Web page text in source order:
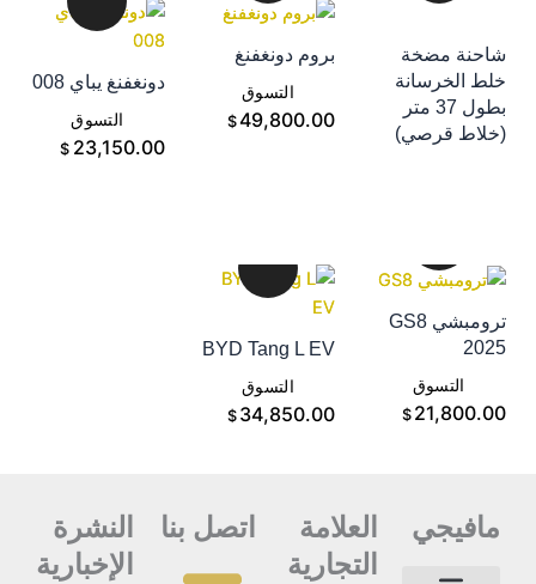
مضخة
الخرسانة
بطول 37 متر
قرصي)
إضافة إلى سلة
التسوق
بروم دونغفنغ
$49,800.00
إضافة إلى سلة
التسوق
دونغفنغ يباي 008
$23,150.00
إضافة إلى سلة
التسوق
ترومبشي GS8
$
إضافة إلى سلة
التسوق
BYD Tang L EV
$34,850.00
إضافة إلى سلة
التسوق
مافيجي
العلامة
التجارية
اتصل بنا
النشرة
الإخبارية